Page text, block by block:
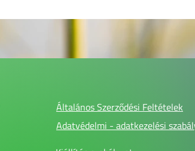
Általános Szerződési Feltételek
Adatvédelmi - adatkezelési